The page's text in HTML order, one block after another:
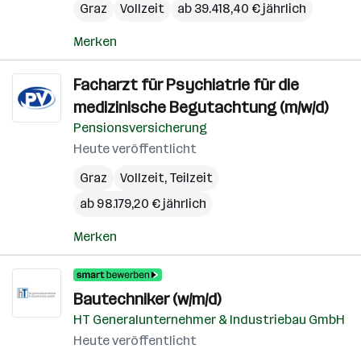
Graz
Vollzeit ab 39.418,40 € jährlich
Merken
Facharzt für Psychiatrie für die
medizinische Begutachtung (m/w/d)
Pensionsversicherung
Heute veröffentlicht
Graz
Vollzeit, Teilzeit
ab 98.179,20 € jährlich
Merken
Bautechniker (w/m/d)
HT Generalunternehmer & Industriebau GmbH
Heute veröffentlicht